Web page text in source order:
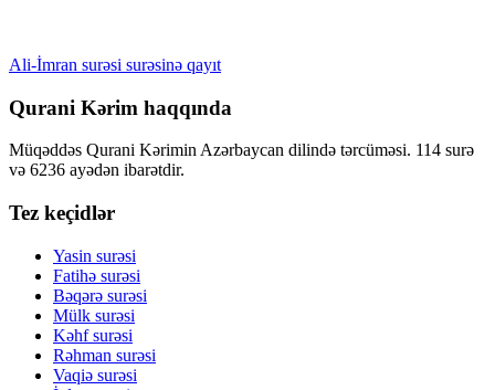
Ali-İmran surəsi surəsinə qayıt
Qurani Kərim haqqında
Müqəddəs Qurani Kərimin Azərbaycan dilində tərcüməsi. 114 surə
və 6236 ayədən ibarətdir.
Tez keçidlər
Yasin surəsi
Fatihə surəsi
Bəqərə surəsi
Mülk surəsi
Kəhf surəsi
Rəhman surəsi
Vaqiə surəsi